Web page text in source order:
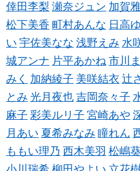
倖田李梨 瀬奈ジュン 加賀
松下美香 町村あんな 日高
い 宇佐美なな 浅野えみ 水
城アンナ 片平あかね 市川
みく 加納綾子 美咲結衣 辻
とみ 光月夜也 吉岡奈々子
麻子 彩美ルリ子 宮崎あや
月あい 夏希みなみ 瞳れん
ももい理乃 西木美羽 松嶋